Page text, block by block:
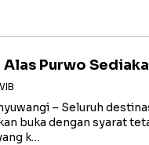
Alas Purwo
– Seluruh
buka dengan syarat
k…